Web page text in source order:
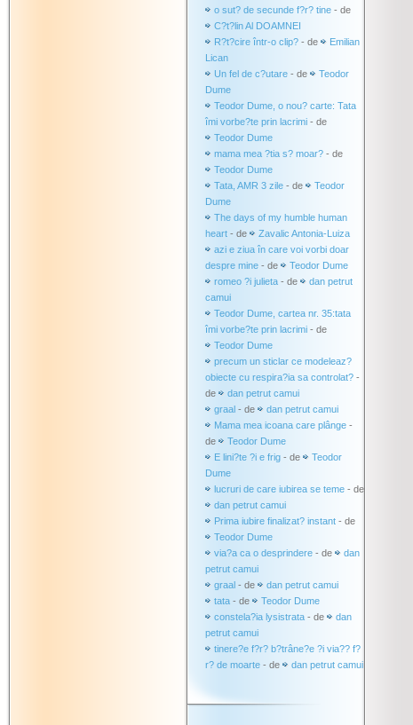
o sut? de secunde f?r? tine - de
C?t?lin Al DOAMNEI
R?t?cire într-o clip? - de
Emilian
Lican
Un fel de c?utare - de
Teodor
Dume
Teodor Dume, o nou? carte: Tata
îmi vorbe?te prin lacrimi - de
Teodor Dume
mama mea ?tia s? moar? - de
Teodor Dume
Tata, AMR 3 zile - de
Teodor
Dume
The days of my humble human
heart - de
Zavalic Antonia-Luiza
azi e ziua în care voi vorbi doar
despre mine - de
Teodor Dume
romeo ?i julieta - de
dan petrut
camui
Teodor Dume, cartea nr. 35:tata
îmi vorbe?te prin lacrimi - de
Teodor Dume
precum un sticlar ce modeleaz?
obiecte cu respira?ia sa controlat? -
de
dan petrut camui
graal - de
dan petrut camui
Mama mea icoana care plânge -
de
Teodor Dume
E lini?te ?i e frig - de
Teodor
Dume
lucruri de care iubirea se teme - de
dan petrut camui
Prima iubire finalizat? instant - de
Teodor Dume
via?a ca o desprindere - de
dan
petrut camui
graal - de
dan petrut camui
tata - de
Teodor Dume
constela?ia lysistrata - de
dan
petrut camui
tinere?e f?r? b?trâne?e ?i via?? f?
r? de moarte - de dan petrut camui